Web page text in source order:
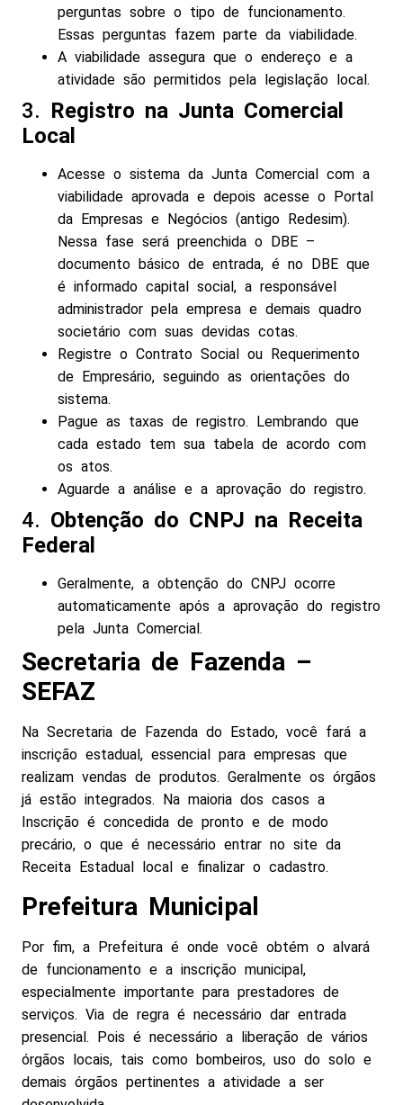
perguntas sobre o tipo de funcionamento.
Essas perguntas fazem parte da viabilidade.
A viabilidade assegura que o endereço e a
atividade são permitidos pela legislação local.
3. Registro na Junta Comercial
Local
Acesse o sistema da Junta Comercial com a
viabilidade aprovada e depois acesse o Portal
da Empresas e Negócios (antigo Redesim).
Nessa fase será preenchida o DBE –
documento básico de entrada, é no DBE que
é informado capital social, a responsável
administrador pela empresa e demais quadro
societário com suas devidas cotas.
Registre o Contrato Social ou Requerimento
de Empresário, seguindo as orientações do
sistema.
Pague as taxas de registro. Lembrando que
cada estado tem sua tabela de acordo com
os atos.
Aguarde a análise e a aprovação do registro.
4. Obtenção do CNPJ na Receita
Federal
Geralmente, a obtenção do CNPJ ocorre
automaticamente após a aprovação do registro
pela Junta Comercial.
Secretaria de Fazenda –
SEFAZ
Na Secretaria de Fazenda do Estado, você fará a
inscrição estadual, essencial para empresas que
realizam vendas de produtos. Geralmente os órgãos
já estão integrados. Na maioria dos casos a
Inscrição é concedida de pronto e de modo
precário, o que é necessário entrar no site da
Receita Estadual local e finalizar o cadastro.
Prefeitura Municipal
Por fim, a Prefeitura é onde você obtém o alvará
de funcionamento e a inscrição municipal,
especialmente importante para prestadores de
serviços. Via de regra é necessário dar entrada
presencial. Pois é necessário a liberação de vários
órgãos locais, tais como bombeiros, uso do solo e
demais órgãos pertinentes a atividade a ser